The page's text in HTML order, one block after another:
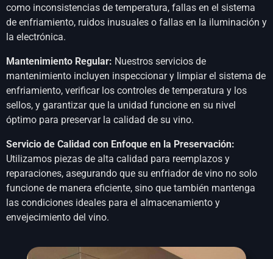
como inconsistencias de temperatura, fallas en el sistema
de enfriamiento, ruidos inusuales o fallas en la iluminación y
la electrónica.
Mantenimiento Regular: Nuestros servicios de
mantenimiento incluyen inspeccionar y limpiar el sistema de
enfriamiento, verificar los controles de temperatura y los
sellos, y garantizar que la unidad funcione en su nivel
óptimo para preservar la calidad de su vino.
Servicio de Calidad con Enfoque en la Preservación:
Utilizamos piezas de alta calidad para reemplazos y
reparaciones, asegurando que su enfriador de vino no solo
funcione de manera eficiente, sino que también mantenga
las condiciones ideales para el almacenamiento y
envejecimiento del vino.